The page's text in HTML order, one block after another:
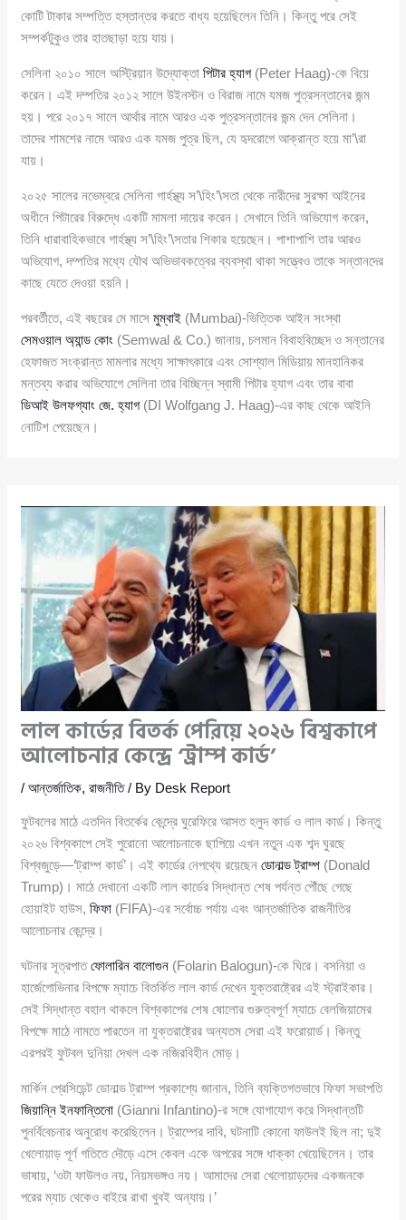
কোটি টাকার সম্পত্তি হস্তান্তর করতে বাধ্য হয়েছিলেন তিনি। কিন্তু পরে সেই
সম্পর্কটুকুও তার হাতছাড়া হয়ে যায়।
সেলিনা ২০১০ সালে অস্ট্রিয়ান উদ্যোক্তাপিটার হ্যাগ (Peter Haag)-কে বিয়ে
করেন। এই দম্পতির ২০১২ সালে উইনস্টন ও বিরাজ নামে যমজ পুত্রসন্তানের জন্ম
হয়। পরে ২০১৭ সালে আর্থার নামে আরও এক পুত্রসন্তানের জন্ম দেন সেলিনা।
তাদের শামশের নামে আরও এক যমজ পুত্র ছিল, যে হৃদরোগে আক্রান্ত হয়ে মা’\রা
যায়।
২০২৫ সালের নভেম্বরে সেলিনা গার্হস্থ্য স’\হিং’\সতা থেকে নারীদের সুরক্ষা আইনের
অধীনে পিটারের বিরুদ্ধে একটি মামলা দায়ের করেন। সেখানে তিনি অভিযোগ করেন,
তিনি ধারাবাহিকভাবে গার্হস্থ্য স’\হিং’\সতার শিকার হয়েছেন। পাশাপাশি তার আরও
অভিযোগ, দম্পতির মধ্যে যৌথ অভিভাবকত্বের ব্যবস্থা থাকা সত্ত্বেও তাকে সন্তানদের
কাছে যেতে দেওয়া হয়নি।
পরবর্তীতে, এই বছরের মে মাসেমুম্বাই (Mumbai)-ভিত্তিক আইন সংস্থা
সেমওয়াল অ্যান্ড কোং (Semwal & Co.) জানায়, চলমান বিবাহবিচ্ছেদ ও সন্তানের
হেফাজত সংক্রান্ত মামলার মধ্যে সাক্ষাৎকারে এবং সোশ্যাল মিডিয়ায় মানহানিকর
মন্তব্য করার অভিযোগে সেলিনা তার বিচ্ছিন্ন স্বামী পিটার হ্যাগ এবং তার বাবা
ডিআই উলফগ্যাং জে. হ্যাগ (DI Wolfgang J. Haag)-এর কাছ থেকে আইনি
নোটিশ পেয়েছেন।
লাল কার্ডের বিতর্ক পেরিয়ে ২০২৬ বিশ্বকাপে
আলোচনার কেন্দ্রে ‘ট্রাম্প কার্ড’
/আন্তর্জাতিক,রাজনীতি/ By Desk Report
ফুটবলের মাঠে এতদিন বিতর্কের কেন্দ্রে ঘুরেফিরে আসত হলুদ কার্ড ও লাল কার্ড। কিন্তু
২০২৬ বিশ্বকাপে সেই পুরোনো আলোচনাকে ছাপিয়ে এখন নতুন এক শব্দ ঘুরছে
বিশ্বজুড়ে—‘ট্রাম্প কার্ড’। এই কার্ডের নেপথ্যে রয়েছেনডোনাল্ড ট্রাম্প (Donald
Trump)। মাঠে দেখানো একটি লাল কার্ডের সিদ্ধান্ত শেষ পর্যন্ত পৌঁছে গেছে
হোয়াইট হাউস,ফিফা (FIFA)-এর সর্বোচ্চ পর্যায় এবং আন্তর্জাতিক রাজনীতির
আলোচনার কেন্দ্রে।
ঘটনার সূত্রপাতফোলারিন বালোগুন (Folarin Balogun)-কে ঘিরে। বসনিয়া ও
হার্জেগোভিনার বিপক্ষে ম্যাচে বিতর্কিত লাল কার্ড দেখেন যুক্তরাষ্ট্রের এই স্ট্রাইকার।
সেই সিদ্ধান্ত বহাল থাকলে বিশ্বকাপের শেষ ষোলোর গুরুত্বপূর্ণ ম্যাচে বেলজিয়ামের
বিপক্ষে মাঠে নামতে পারতেন না যুক্তরাষ্ট্রের অন্যতম সেরা এই ফরোয়ার্ড। কিন্তু
এরপরই ফুটবল দুনিয়া দেখল এক নজিরবিহীন মোড়।
মার্কিন প্রেসিডেন্ট ডোনাল্ড ট্রাম্প প্রকাশ্যে জানান, তিনি ব্যক্তিগতভাবে ফিফা সভাপতি
জিয়ান্নি ইনফান্তিনো (Gianni Infantino)-র সঙ্গে যোগাযোগ করে সিদ্ধান্তটি
পুনর্বিবেচনার অনুরোধ করেছিলেন। ট্রাম্পের দাবি, ঘটনাটি কোনো ফাউলই ছিল না; দুই
খেলোয়াড় পূর্ণ গতিতে দৌড়ে এসে কেবল একে অপরের সঙ্গে ধাক্কা খেয়েছিলেন। তার
ভাষায়, ‘ওটা ফাউলও নয়, নিয়মভঙ্গও নয়। আমাদের সেরা খেলোয়াড়দের একজনকে
পরের ম্যাচ থেকেও বাইরে রাখা খুবই অন্যায়।’